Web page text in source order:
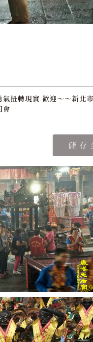
扭轉現實 歡迎～～新北
會
儲存